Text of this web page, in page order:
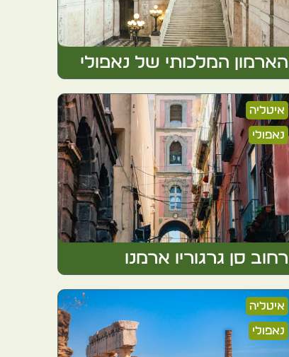
הארמון המלכותי של נאפולי
איטליה
נאפולי
רחוב סן גרגוריו ארמנו
איטליה
נאפולי